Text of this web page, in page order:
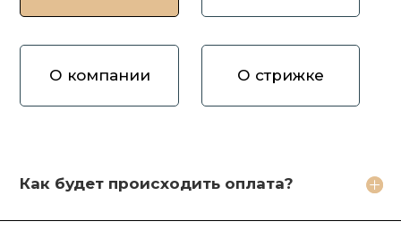
О компании О стрижке
Как будет происходить оплата?
Как вы оцениваете волосы?
Зачем продавать волосы Вам?
Кто будет стричь мои волосы?